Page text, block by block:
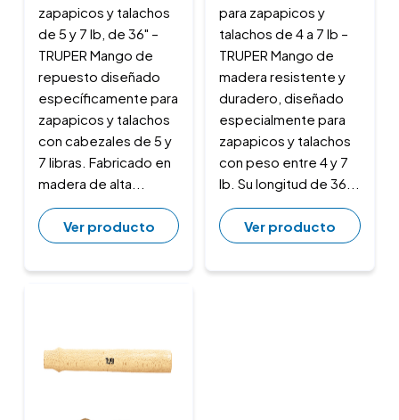
zapapicos y talachos
de 5 y 7 lb, de 36" –
TRUPER Mango de
repuesto diseñado
específicamente para
zapapicos y talachos
con cabezales de 5 y
7 libras. Fabricado en
madera de alta...
Ver producto
para zapapicos y
talachos de 4 a 7 lb –
TRUPER Mango de
madera resistente y
duradero, diseñado
especialmente para
zapapicos y talachos
con peso entre 4 y 7
lb. Su longitud de 36...
Ver producto